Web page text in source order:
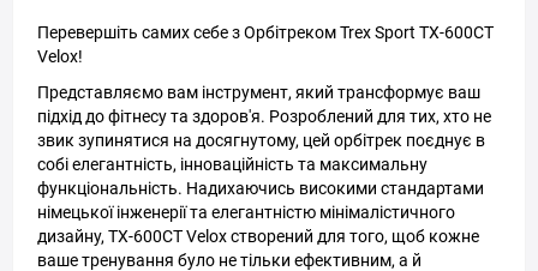
Перевершіть самих себе з Орбітреком Trex Sport TX-600CT
Velox!
Представляємо вам інструмент, який трансформує ваш
підхід до фітнесу та здоров'я. Розроблений для тих, хто не
звик зупинятися на досягнутому, цей орбітрек поєднує в
собі елегантність, інноваційність та максимальну
функціональність. Надихаючись високими стандартами
німецької інженерії та елегантністю мінімалістичного
дизайну, TX-600CT Velox створений для того, щоб кожне
ваше тренування було не тільки ефективним, а й